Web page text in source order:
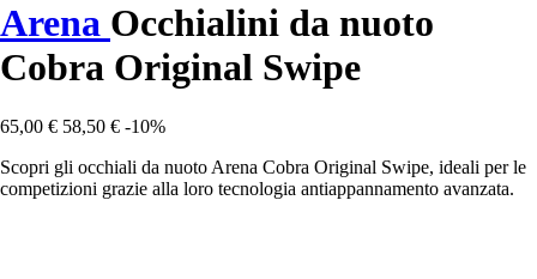
Arena Occhialini da nuoto
Cobra Original Swipe
65,00 € 58,50 € -10%
Scopri gli occhiali da nuoto Arena Cobra Original Swipe, ideali per le
competizioni grazie alla loro tecnologia antiappannamento avanzata.